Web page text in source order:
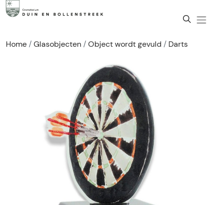
Home Glasobjecten Object wordt gevuld Darts